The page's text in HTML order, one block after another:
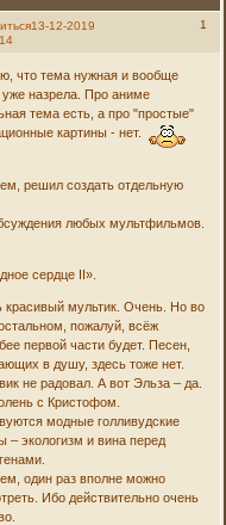
1
13-12-2019
что тема нужная и вообще
уже назрела. Про аниме
тема есть, а про "простые"
картины - нет.
решил создать отдельную
любых мультфильмов.
сердце II».
красивый мультик. Очень. Но во
пожалуй, всёж
первой части будет. Песен,
в душу, здесь тоже нет.
не радовал. А вот Эльза – да.
с Кристофом.
модные голливудские
– экологизм и вина перед
один раз вполне можно
Ибо действительно очень